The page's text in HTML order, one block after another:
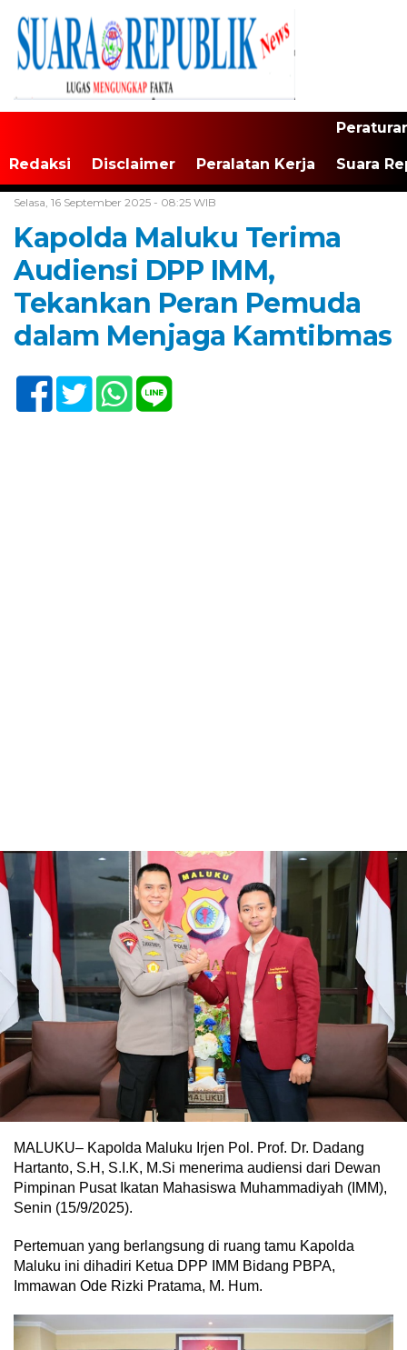
Redaksi Disclaimer Peralatan Kerja Suara
Selasa, 16 September 2025 - 08:25 WIB
Kapolda Maluku Terima
Audiensi DPP IMM,
Tekankan Peran Pemuda
dalam Menjaga Kamtibmas
MALUKU– Kapolda Maluku Irjen Pol. Prof. Dr. Dadang
Hartanto, S.H, S.I.K, M.Si menerima audiensi dari Dewan
Pimpinan Pusat Ikatan Mahasiswa Muhammadiyah (IMM),
Senin (15/9/2025).
Pertemuan yang berlangsung di ruang tamu Kapolda
Maluku ini dihadiri Ketua DPP IMM Bidang PBPA,
Immawan Ode Rizki Pratama, M. Hum.